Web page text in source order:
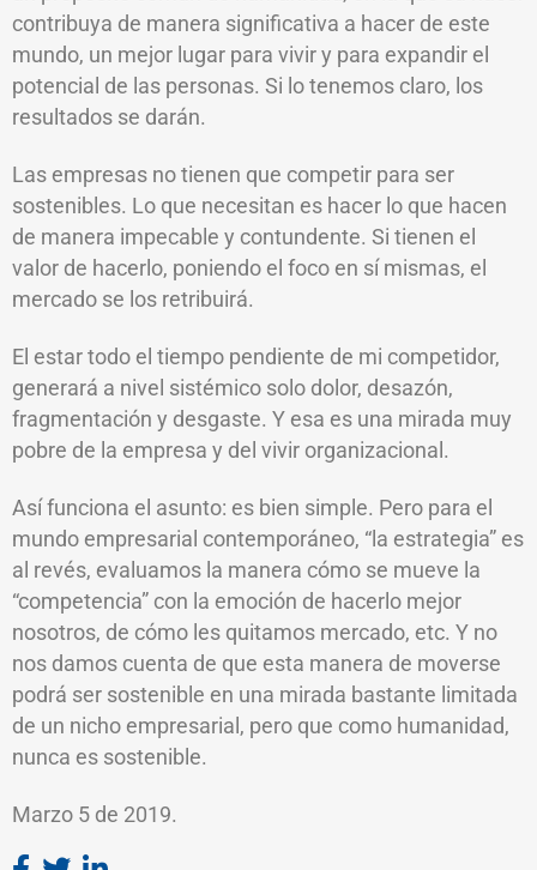
contribuya de manera significativa a hacer de este
mundo, un mejor lugar para vivir y para expandir el
potencial de las personas. Si lo tenemos claro, los
resultados se darán.
Las empresas no tienen que competir para ser
sostenibles. Lo que necesitan es hacer lo que hacen
de manera impecable y contundente. Si tienen el
valor de hacerlo, poniendo el foco en sí mismas, el
mercado se los retribuirá.
El estar todo el tiempo pendiente de mi competidor,
generará a nivel sistémico solo dolor, desazón,
fragmentación y desgaste. Y esa es una mirada muy
pobre de la empresa y del vivir organizacional.
Así funciona el asunto: es bien simple. Pero para el
mundo empresarial contemporáneo, “la estrategia” es
al revés, evaluamos la manera cómo se mueve la
“competencia” con la emoción de hacerlo mejor
nosotros, de cómo les quitamos mercado, etc. Y no
nos damos cuenta de que esta manera de moverse
podrá ser sostenible en una mirada bastante limitada
de un nicho empresarial, pero que como humanidad,
nunca es sostenible.
Marzo 5 de 2019.